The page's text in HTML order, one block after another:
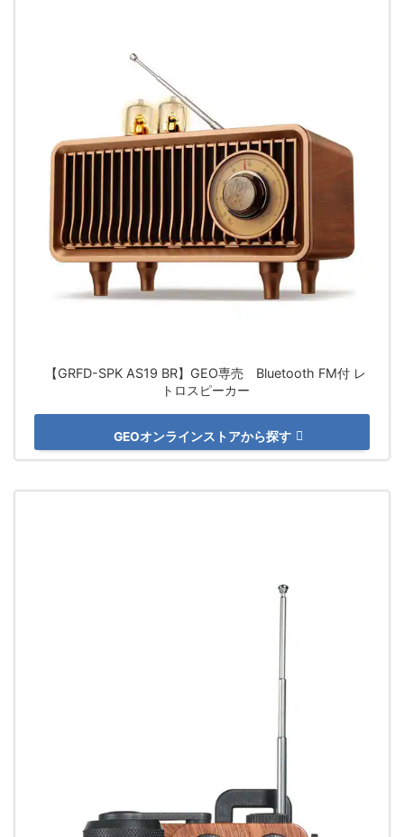
【GRFD-SPK AS19 BR】GEO専売 Bluetooth FM付 レ
トロスピーカー
GEOオンラインストアから探す